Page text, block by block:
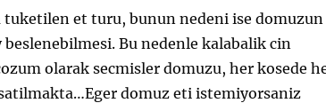
et turu, bunun nedeni ise domuzun
Bu nedenle kalabalik cin
olarak secmisler domuzu, her kosede
domuz eti istemiyorsaniz